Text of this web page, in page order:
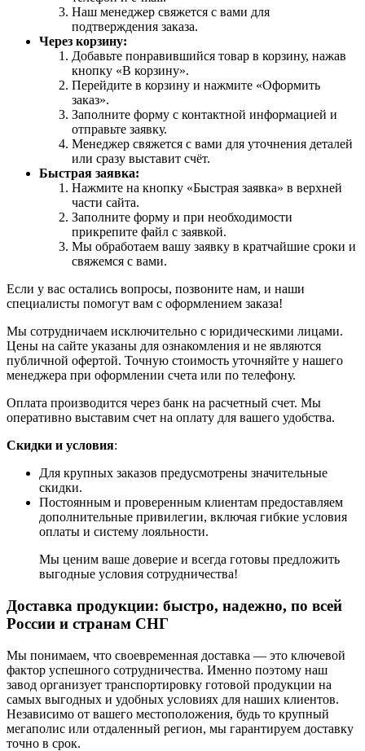
Наш менеджер свяжется с вами для
подтверждения заказа.
Через корзину:
Добавьте понравившийся товар в корзину, нажав
кнопку «В корзину».
Перейдите в корзину и нажмите «Оформить
заказ».
Заполните форму с контактной информацией и
отправьте заявку.
Менеджер свяжется с вами для уточнения деталей
или сразу выставит счёт.
Быстрая заявка:
Нажмите на кнопку «Быстрая заявка» в верхней
части сайта.
Заполните форму и при необходимости
прикрепите файл с заявкой.
Мы обработаем вашу заявку в кратчайшие сроки и
свяжемся с вами.
Если у вас остались вопросы, позвоните нам, и наши
специалисты помогут вам с оформлением заказа!
Мы сотрудничаем исключительно с юридическими лицами.
Цены на сайте указаны для ознакомления и не являются
публичной офертой. Точную стоимость уточняйте у нашего
менеджера при оформлении счета или по телефону.
Оплата производится через банк на расчетный счет. Мы
оперативно выставим счет на оплату для вашего удобства.
Скидки и условия:
Для крупных заказов предусмотрены значительные
скидки.
Постоянным и проверенным клиентам предоставляем
дополнительные привилегии, включая гибкие условия
оплаты и систему лояльности.
Мы ценим ваше доверие и всегда готовы предложить
выгодные условия сотрудничества!
Доставка продукции: быстро, надежно, по всей
России и странам СНГ
Мы понимаем, что своевременная доставка — это ключевой
фактор успешного сотрудничества. Именно поэтому наш
завод организует транспортировку готовой продукции на
самых выгодных и удобных условиях для наших клиентов.
Независимо от вашего местоположения, будь то крупный
мегаполис или отдаленный регион, мы гарантируем доставку
точно в срок.